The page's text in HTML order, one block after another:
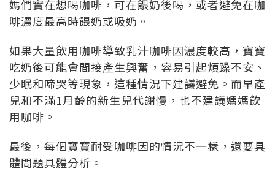
媽們實在想喝咖啡，可在餵奶後喝，或者避免在咖
啡濃度最高時餵奶或吸奶。
如果大量飲用咖啡導致乳汁咖啡因濃度較高，寶寶
吃奶後可能會間接產生興奮，容易引起煩躁不安、
少眠和啼哭等現象，這種情況下建議避免。而早產
兒和不滿1月齡的新生兒代謝慢，也不建議媽媽飲
用咖啡。
最後，每個寶寶耐受咖啡因的情況不一樣，還要具
體問題具體分析。